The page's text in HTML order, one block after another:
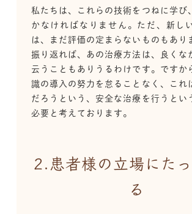
私たちは、これらの技術をつねに学び
かなければなりません。ただ、新し
は、まだ評価の定まらないものもあり
振り返れば、あの治療方法は、良くな
云うこともありうるわけです。ですか
識の導入の努力を怠ることなく、これ
だろうという、安全な治療を行うとい
必要と考えております。
2.患者様の立場にたっ
る